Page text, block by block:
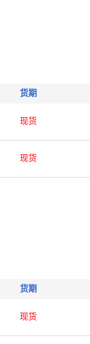
货期
现货
现货
货期
现货